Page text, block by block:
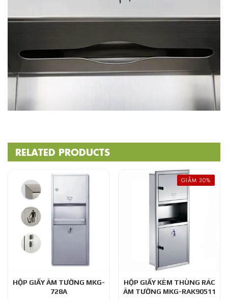
RELATED PRODUCTS
HỘP GIẤY ÂM TƯỜNG MKG-
728A
GIẢM 30%
HỘP GIẤY KÈM THÙNG RÁC
ÂM TƯỜNG MKG-RAK90511